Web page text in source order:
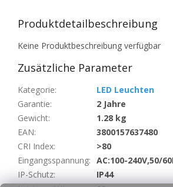
Produktdetailbeschreibung
Keine Produktbeschreibung verfügbar
Zusätzliche Parameter
Kategorie:
LED Leuchten
Garantie:
2 Jahre
Gewicht:
1.28 kg
EAN:
3800157637480
CRI Index:
>80
Eingangsspannung: AC:100-240V,50/
IP-Schutz:
IP44